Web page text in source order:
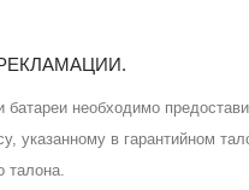
батареи необходимо
указанному в гарантийном
талона.